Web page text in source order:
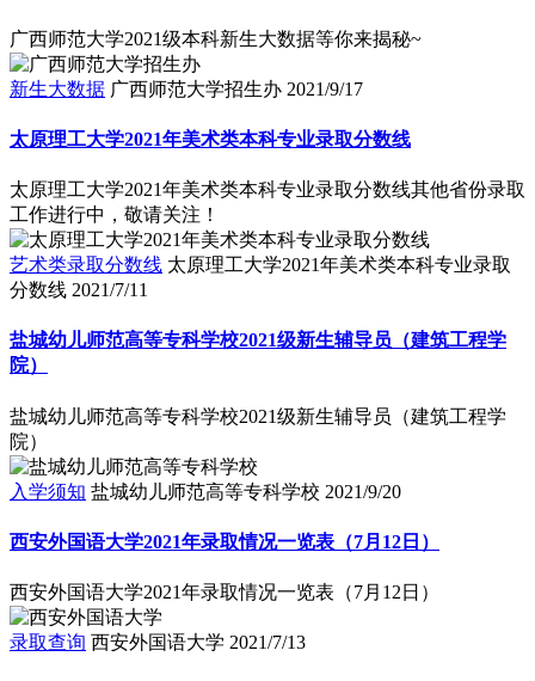
广西师范大学2021级本科新生大数据等你来揭秘~
新生大数据 广西师范大学招生办 2021/9/17
太原理工大学2021年美术类本科专业录取分数线
太原理工大学2021年美术类本科专业录取分数线其他省份录取
工作进行中，敬请关注！
艺术类录取分数线 太原理工大学2021年美术类本科专业录取
分数线 2021/7/11
盐城幼儿师范高等专科学校2021级新生辅导员（建筑工程学
院）
盐城幼儿师范高等专科学校2021级新生辅导员（建筑工程学
院）
入学须知 盐城幼儿师范高等专科学校 2021/9/20
西安外国语大学2021年录取情况一览表（7月12日）
西安外国语大学2021年录取情况一览表（7月12日）
录取查询 西安外国语大学 2021/7/13